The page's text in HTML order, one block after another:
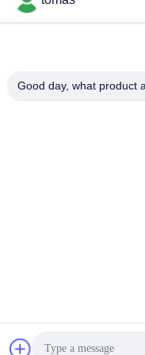
Industrial Park
Good day, what product